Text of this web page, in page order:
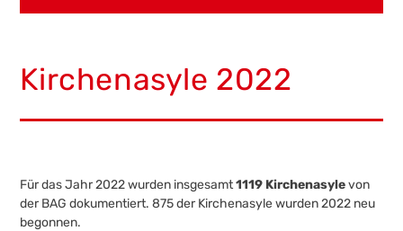
Kirchenasyle 2022
Für das Jahr 2022 wurden insgesamt1119 Kirchenasylevon
der BAG dokumentiert. 875 der Kirchenasyle wurden 2022 neu
begonnen.